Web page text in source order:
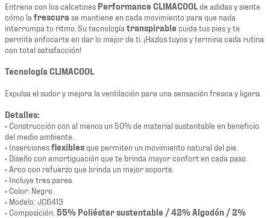
Entrena con los calcetines Performance CLIMACOOL de adidas y siente
cómo la frescura se mantiene en cada movimiento para que nada
interrumpa tu ritmo. Su tecnología transpirable cuida tus pies y te
permite enfocarte en dar lo mejor de ti. ¡Hazlos tuyos y termina cada rutina
con total satisfacción!
Tecnología CLIMACOOL
Expulsa el sudor y mejora la ventilación para una sensación fresca y ligera.
Detalles:
• Construcción con al menos un 50% de material sustentable en beneficio
del medio ambiente.
• Insercionesflexiblesque permiten un movimiento natural del pie.
• Diseño con amortiguación que te brinda mayor confort en cada paso.
• Arco con refuerzo que brinda un mejor soporte.
• Incluye tres pares.
• Color: Negro.
• Modelo: JC6413
• Composición: 55% Poliéster sustentable / 42% Algodón / 2%